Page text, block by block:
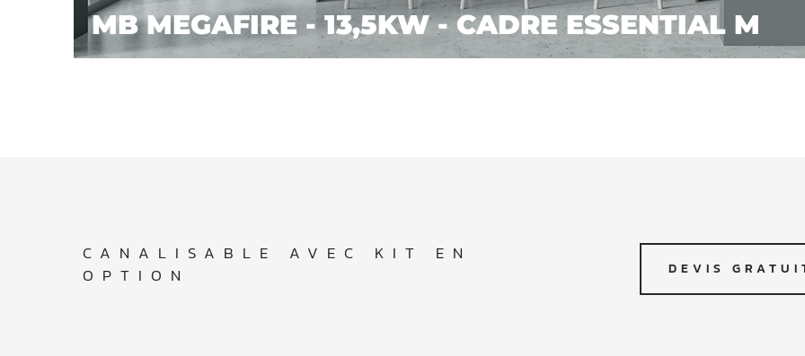
MB MEGAFIRE - 13,5KW - CADRE ESSENTIAL M
CANALISABLE AVEC KIT EN
OPTION
DEVIS